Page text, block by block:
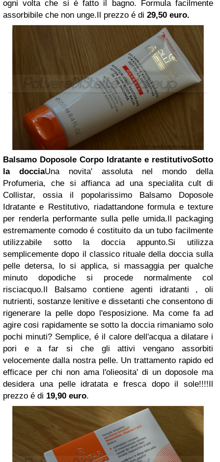
ogni volta che si é fatto il bagno. Formula facilmente
assorbibile che non unge.Il prezzo é di 29,50 euro.
Balsamo Doposole Corpo Idratante e restitutivoSotto
la docciaUna novita' assoluta nel mondo della
Profumeria, che si affianca ad una specialita cult di
Collistar, ossia il popolarissimo Balsamo Doposole
Idratante e Restitutivo, riadattandone formula e texture
per renderla performante sulla pelle umida.Il packaging
estremamente comodo é costituito da un tubo facilmente
utilizzabile sotto la doccia appunto.Si utilizza
semplicemente dopo il classico rituale della doccia sulla
pelle detersa, lo si applica, si massaggia per qualche
minuto dopodiche si procede normalmente col
risciacquo.Il Balsamo contiene agenti idratanti , oli
nutrienti, sostanze lenitive e dissetanti che consentono di
rigenerare la pelle dopo l'esposizione. Ma come fa ad
agire cosi rapidamente se sotto la doccia rimaniamo solo
pochi minuti? Semplice, é il calore dell'acqua a dilatare i
pori e a far si che gli attivi vengano assorbiti
velocemente dalla nostra pelle. Un trattamento rapido ed
efficace per chi non ama l'olieosita' di un doposole ma
desidera una pelle idratata e fresca dopo il sole!!!!Il
prezzo é di 19,90 euro.